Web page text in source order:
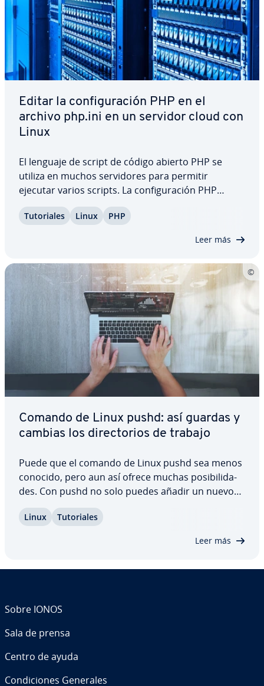
Editar la co­n­fi­gu­ra­ción PHP en el
archivo php.ini en un servidor cloud con
Linux
El lenguaje de script de código abierto PHP se
utiliza en muchos se­r­vi­do­res para permitir
ejecutar varios scripts. La co­n­fi­gu­ra­ción PHP
y también se puede ajustar en este mismo. En el
Tu­to­ria­les Linux PHP
Leer más
Comando de Linux pushd: así guardas y
cambias los di­re­c­to­rios de trabajo
Puede que el comando de Linux pushd sea menos
conocido, pero aun así ofrece muchas po­si­bi­li­da­
des. Con pushd no solo puedes añadir un nuevo
opción de co­n­ve­r­ti­r­lo si­mu­l­tá­nea­me­n­te en tu di­re­
Linux Tu­to­ria­les
Leer más
Sobre IONOS
Sala de prensa
Centro de ayuda
Co­n­di­cio­nes Generales